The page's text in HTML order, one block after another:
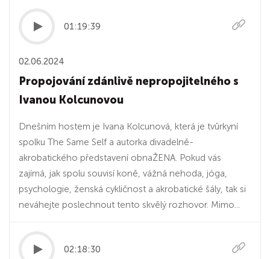
01:19:39
02.06.2024
Propojování zdánlivě nepropojitelného s
Ivanou Kolcunovou
Dnešním hostem je Ivana Kolcunová, která je tvůrkyní
spolku The Same Self a autorka divadelně-
akrobatického představení obnaŽENA. Pokud vás
zajímá, jak spolu souvisí koně, vážná nehoda, jóga,
psychologie, ženská cykličnost a akrobatické šály, tak si
neváhejte poslechnout tento skvělý rozhovor. Mimo...
02:18:30